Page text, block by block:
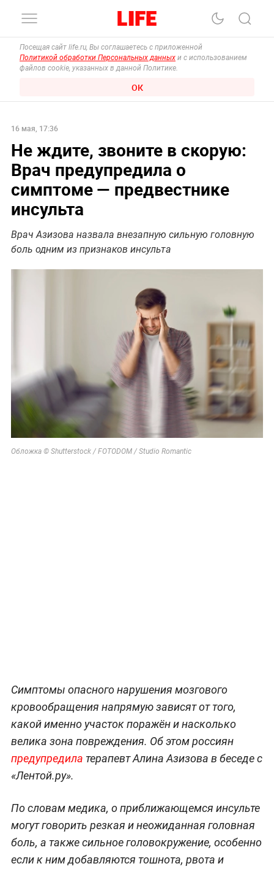
Посещая сайт life.ru, Вы соглашаетесь с приложенной
Политикой обработки Персональных данных и с использованием
файлов cookie, указанных в данной Политике.
ОК
16 мая, 17:36
Не ждите, звоните в скорую:
Врач предупредила о
симптоме — предвестнике
инсульта
Врач Азизова назвала внезапную сильную головную
боль одним из признаков инсульта
Обложка © Shutterstock / FOTODOM / Studio Romantic
Симптомы опасного нарушения мозгового
кровообращения напрямую зависят от того,
какой именно участок поражён и насколько
велика зона повреждения. Об этом россиян
предупредила терапевт Алина Азизова в беседе с
«Лентой.ру».
По словам медика, о приближающемся инсульте
могут говорить резкая и неожиданная головная
боль, а также сильное головокружение, особенно
если к ним добавляются тошнота, рвота и